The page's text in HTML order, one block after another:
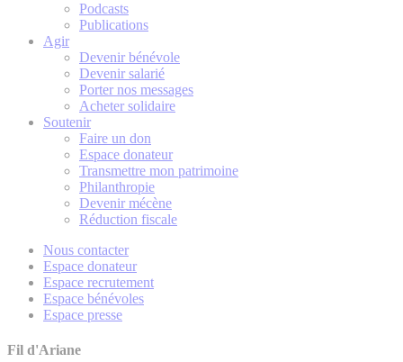
Podcasts
Publications
Agir
Devenir bénévole
Devenir salarié
Porter nos messages
Acheter solidaire
Soutenir
Faire un don
Espace donateur
Transmettre mon patrimoine
Philanthropie
Devenir mécène
Réduction fiscale
Nous contacter
Espace donateur
Espace recrutement
Espace bénévoles
Espace presse
Fil d'Ariane